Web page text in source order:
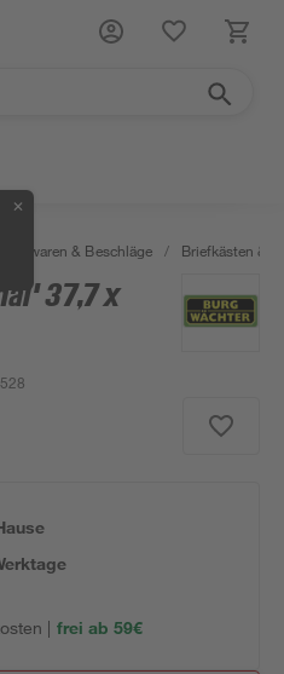
✕
Eisenwaren & Beschläge / Briefkästen &
37,7 x
| frei ab 59€